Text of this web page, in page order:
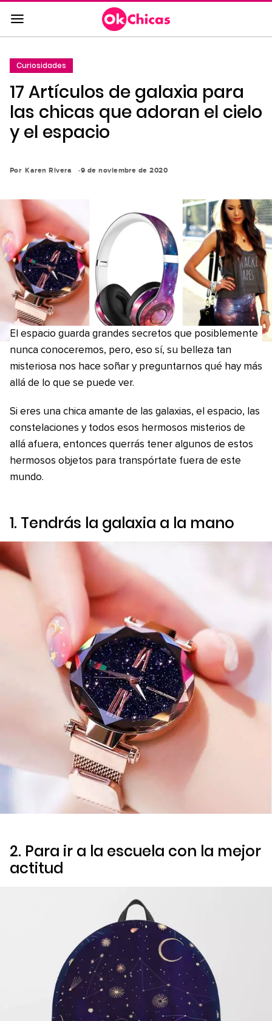
Saltar
al
contenido
la
navegación
principal
Curiosidades
17 Artículos de galaxia para
las chicas que adoran el cielo
y el espacio
Por Karen Rivera 9 de noviembre de 2020
El espacio guarda grandes secretos que posiblemente
nunca conoceremos, pero, eso sí, su belleza tan
misteriosa nos hace soñar y preguntarnos qué hay más
allá de lo que se puede ver.
Si eres una chica amante de las galaxias, el espacio, las
constelaciones y todos esos hermosos misterios de
allá afuera, entonces querrás tener algunos de estos
hermosos objetos para transpórtate fuera de este
mundo.
1. Tendrás la galaxia a la mano
2. Para ir a la escuela con la mejor
actitud